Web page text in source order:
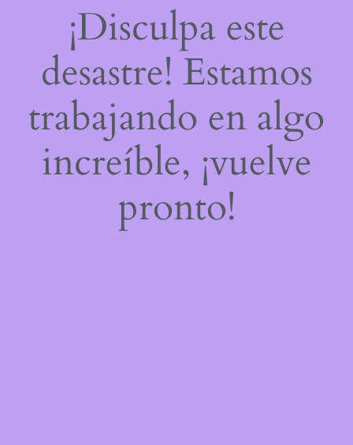
¡Disculpa este
desastre! Estamos
trabajando en algo
increíble, ¡vuelve
pronto!